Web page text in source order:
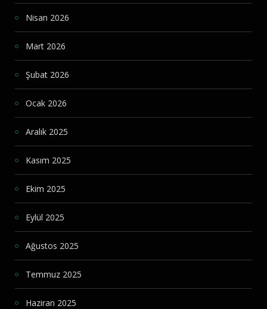
Nisan 2026
Mart 2026
Şubat 2026
Ocak 2026
Aralık 2025
Kasım 2025
Ekim 2025
Eylül 2025
Ağustos 2025
Temmuz 2025
Haziran 2025